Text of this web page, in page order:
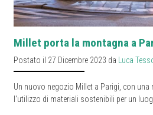
Millet porta la montagna a
Postato il 27 Dicembre 2023 da Luca
Un nuovo negozio Millet a Parigi, con una
l'utilizzo di materiali sostenibili per un